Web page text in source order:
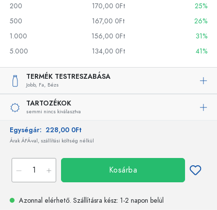
200
170,00 0Ft
25%
500
167,00 0Ft
26%
1.000
156,00 0Ft
31%
5.000
134,00 0Ft 41%
TERMÉK TESTRESZABÁSA
Jobb, Fa, Bézs
TARTOZÉKOK
semmi nincs kiválasztva
Egységár: 228,00 0Ft
Árak ÁFÁ-val, szállítási költség nélkül
Kosárba
Azonnal elérhető. Szállításra kész: 1-2 napon belül